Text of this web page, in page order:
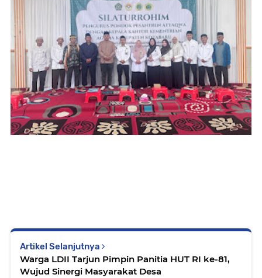
Artikel Selanjutnya
Warga LDII Tarjun Pimpin Panitia HUT RI ke-81,
Wujud Sinergi Masyarakat Desa